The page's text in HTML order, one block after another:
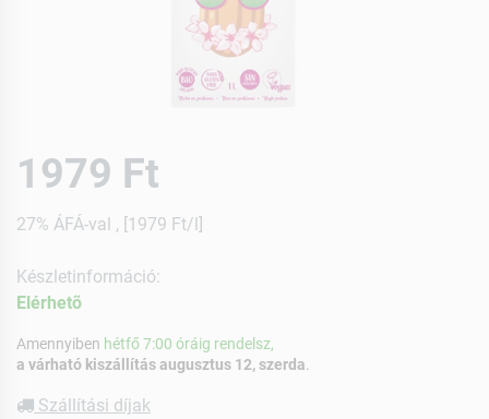
1979 Ft
27% ÁFÁ-val , [1979 Ft/l]
Készletinformáció:
Elérhetõ
Amennyiben hétfő 7:00 óráig rendelsz,
a várható kiszállítás augusztus 12, szerda
Szállítási díjak